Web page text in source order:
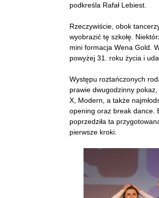
podkreśla Rafał Lebiest.
Rzeczywiście, obok
wyobrazić tę szkołę.
mini formacja Wena Gold.
powyżej 31. roku życia i
Występu roztańczonych
prawie dwugodzinny
X, Modern, a także
opening oraz break dance.
poprzedziła ta
pierwsze kroki.